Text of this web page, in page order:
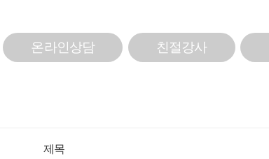
온라인상담 친절강사
제목